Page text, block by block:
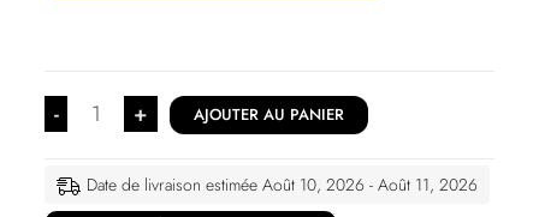
- + AJOUTER AU PANIER
Date de livraison estimée Août 10, 2026 - Août 11, 2026